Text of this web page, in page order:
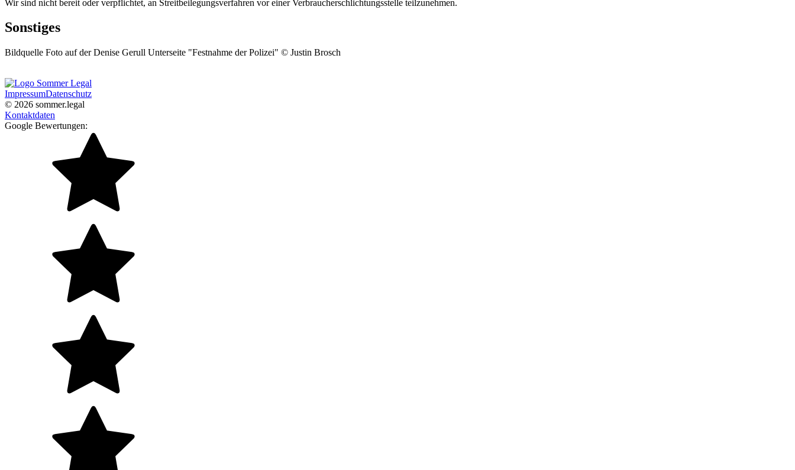
Wir sind nicht bereit oder verpflichtet, an Streitbeilegungsverfahren vor einer Verbraucherschlichtungsstelle teilzunehmen.
Sonstiges
Bildquelle Foto auf der Denise Gerull Unterseite "Festnahme der Polizei" © Justin Brosch
ImpressumDatenschutz
© 2026 sommer.legal
Kontaktdaten
Google Bewertungen: